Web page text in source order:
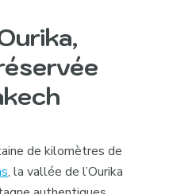
de kilomètres de
, la vallée de l’Ourika